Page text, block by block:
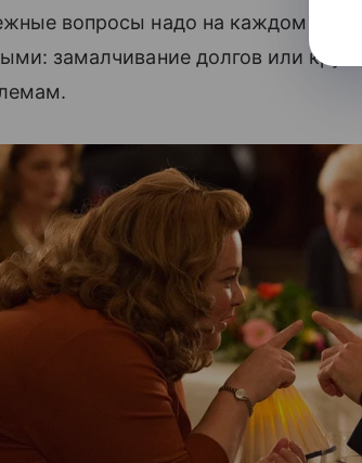
вопросы надо на каждом
замалчивание долгов или